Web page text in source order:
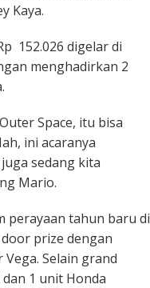
Kaya.
152.026 digelar di
menghadirkan 2
Space, itu bisa
ini acaranya
sedang kita
Mario.
perayaan tahun baru di
prize dengan
Selain grand
1 unit Honda